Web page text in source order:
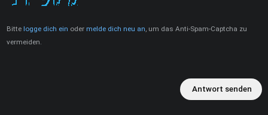
Bitte logge dich ein oder melde dich neu an , um das Anti-Spam-Captcha zu
vermeiden.
Antwort senden